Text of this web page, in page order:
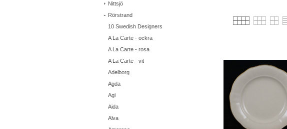
Nittsjö
Rörstrand
10 Swedish Designers
A La Carte - ockra
A La Carte - rosa
A La Carte - vit
Adelborg
Agda
Agi
Aida
Alva